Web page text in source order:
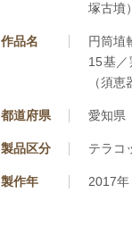
塚古墳）
作品名
円筒埴
15基
（須
都道府県 愛知県
製品区分 テラコ
製作年 2017年